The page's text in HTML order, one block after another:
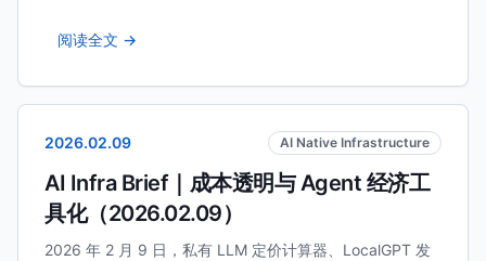
阅读全文 →
2026.02.09 AI Native Infrastructure
AI Infra Brief｜成本透明与 Agent 经济工
具化（2026.02.09）
2026 年 2 月 9 日，私有 LLM 定价计算器、LocalGPT 发